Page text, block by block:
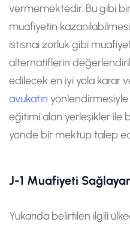
vermemektedir. Bu gibi
muafiyetin
istisnai zorluk gibi
alternatiflerin
edilecek en iyi yola karar
avukatın
eğitimi alan yerleşikler ile
yönde bir mektup talep
J-1 Muafiyeti
Yukarıda belirtilen ilgili